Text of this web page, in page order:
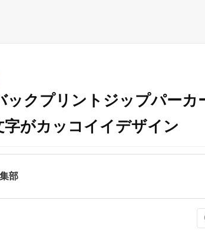
ックプリントジップパーカ
がカッコイイデザイン
部